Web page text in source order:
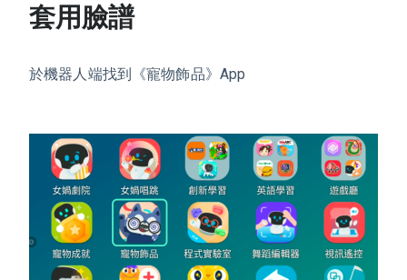
套用臉譜
於機器人端找到《寵物飾品》App